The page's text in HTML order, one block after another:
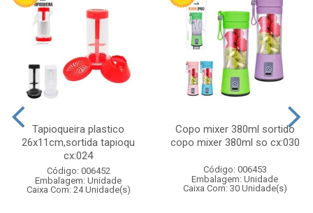
Tapioqueira plastico
26x11cm,sortida tapioqu
cx:024
Código: 006452
Embalagem: Unidade
Caixa Com: 24 Unidade(s)
Copo mixer 380ml sortido
copo mixer 380ml so cx:030
Código: 006453
Embalagem: Unidade
Caixa Com: 30 Unidade(s)